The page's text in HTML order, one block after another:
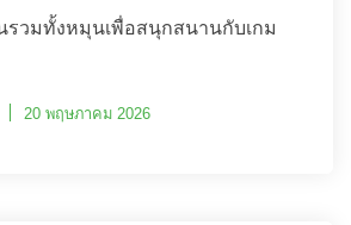
รวมทั้งหมุนเพื่อสนุกสนานกับเกม
20 พฤษภาคม 2026